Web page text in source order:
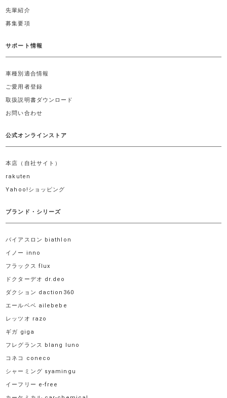
先輩紹介
募集要項
サポート情報
車種別適合情報
ご愛用者登録
取扱説明書ダウンロード
お問い合わせ
公式オンラインストア
本店（自社サイト）
rakuten
Yahoo!ショッピング
ブランド・シリーズ
バイアスロン biathlon
イノー inno
フラックス flux
ドクターデオ dr.deo
ダクション daction360
エールベベ ailebebe
レッツオ razo
ギガ giga
フレグランス blang luno
コネコ coneco
シャーミング syamingu
イーフリー e-free